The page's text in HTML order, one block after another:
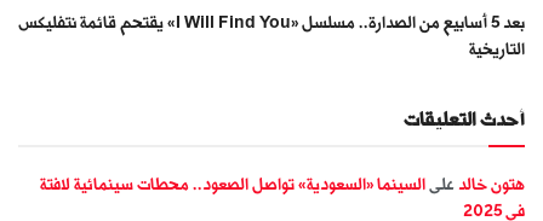
بعد 5 أسابيع من الصدارة.. مسلسل «I Will Find You» يقتحم قائمة نتفليكس
التاريخية
أحدث التعليقات
هتون خالد على السينما «السعودية» تواصل الصعود.. محطات سينمائية لافتة
في 2025